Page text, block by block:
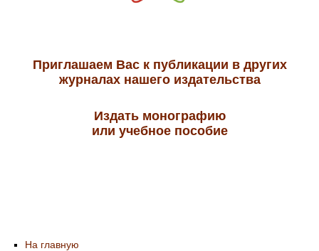
Приглашаем Вас к публикации в других
журналах нашего издательства
Издать монографию
или учебное пособие
На главную